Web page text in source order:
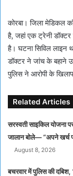
कोरबा। जिला मेडिकल
है, जहां एक ट्रेनी
है। घटना सिविल लाइन
डॉक्टर ने जांच के बहाने
पुलिस ने आरोपी के
Related Articles
सरस्वती साइकिल योजना
जालान बोले— “अपने खर्च
August 8, 2026
बचरवार में पुलिस की